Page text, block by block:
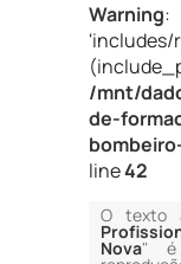
Warning:
/mnt/
de-
line42
O texto
Nova" é